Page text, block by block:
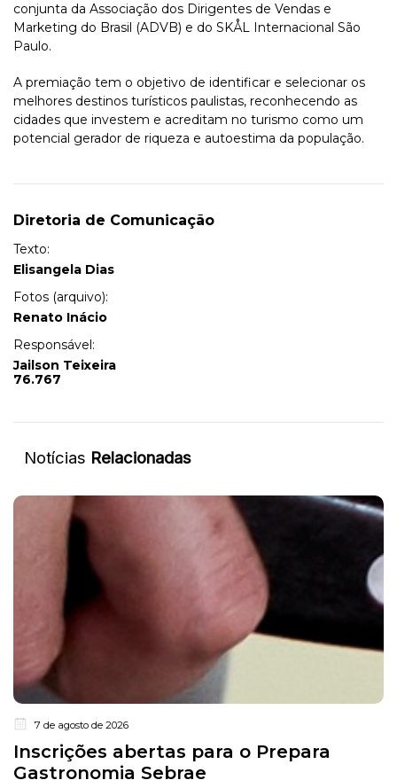
conjunta da Associação dos Dirigentes de Vendas e
Marketing do Brasil (ADVB) e do SKÅL Internacional São
Paulo.
A premiação tem o objetivo de identificar e selecionar os
melhores destinos turísticos paulistas, reconhecendo as
cidades que investem e acreditam no turismo como um
potencial gerador de riqueza e autoestima da população.
Diretoria de Comunicação
Texto:
Elisangela Dias
Fotos (arquivo):
Renato Inácio
Responsável:
Jailson Teixeira
76.767
Notícias Relacionadas
7 de agosto de 2026
Inscrições abertas para o Prepara
Gastronomia Sebrae